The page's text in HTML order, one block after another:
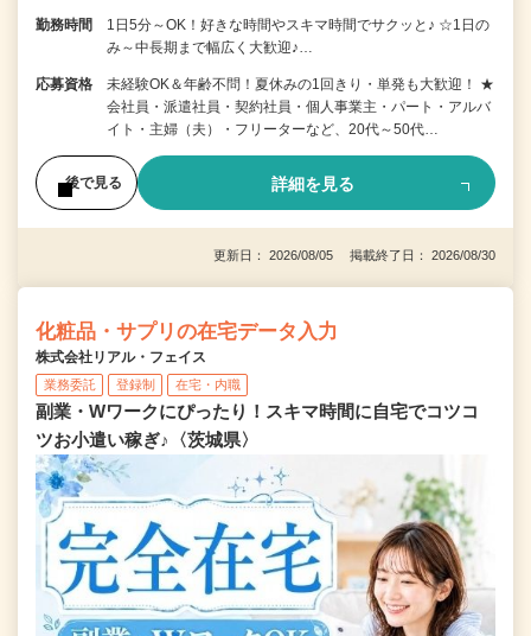
勤務時間
1日5分～OK！好きな時間やスキマ時間でサクッと♪ ☆1日の
み～中長期まで幅広く大歓迎♪…
応募資格
未経験OK＆年齢不問！夏休みの1回きり・単発も大歓迎！ ★
会社員・派遣社員・契約社員・個人事業主・パート・アルバ
イト・主婦（夫）・フリーターなど、20代～50代…
後で見る 詳細を見る
更新日： 2026/08/05 掲載終了日： 2026/08/30
化粧品・サプリの在宅データ入力
株式会社リアル・フェイス
業務委託 登録制 在宅・内職
副業・Wワークにぴったり！スキマ時間に自宅でコツコ
ツお小遣い稼ぎ♪〈茨城県〉